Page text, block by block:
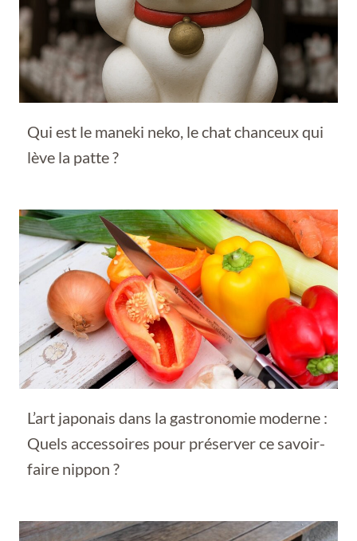
Qui est le maneki neko, le chat chanceux qui
lève la patte ?
L’art japonais dans la gastronomie moderne :
Quels accessoires pour préserver ce savoir-
faire nippon ?